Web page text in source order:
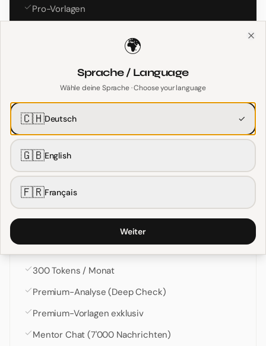
Pro-Vorlagen
Pro starten
Pro+
Maximale Ergebnisse
CHF14.90/Monat
300 Tokens / Monat
Premium-Analyse (Deep Check)
Premium-Vorlagen exklusiv
Mentor Chat (7'000 Nachrichten)
🌍
Sprache / Language
Wähle deine Sprache · Choose your language
🇨🇭Deutsch ✓
🇬🇧English
🇫🇷Français
Weiter